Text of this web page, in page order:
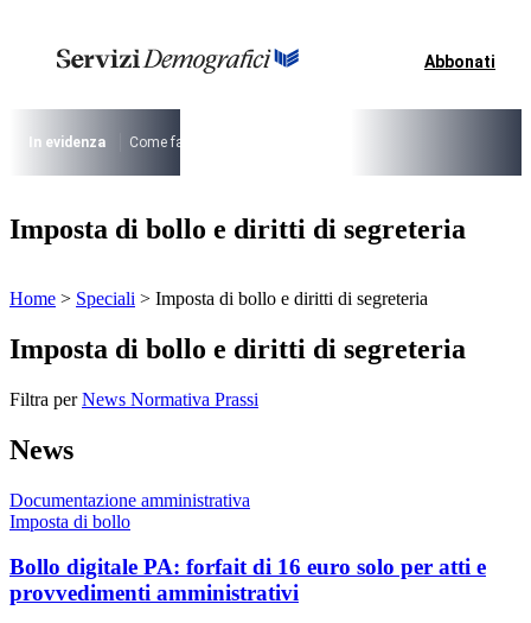
contenuto
I più cercati
Lorem ipsum dolor sit amet consectetur
Abbonati
In evidenza Come fare per …
I più cercati
Lorem ipsum dolor sit amet consectetur
Imposta di bollo e diritti di segreteria
Home > Speciali > Imposta di bollo e diritti di segreteria
Imposta di bollo e diritti di segreteria
Filtra per News Normativa Prassi
News
Documentazione amministrativa
Imposta di bollo
Bollo digitale PA: forfait di 16 euro solo per atti e
provvedimenti amministrativi